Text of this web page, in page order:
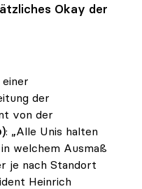
Okay der
der
von der
: „Alle Unis halten
welchem Ausmaß
je nach Standort
Heinrich